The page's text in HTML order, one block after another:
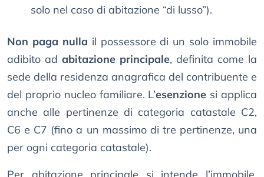
solo nel caso di abitazione “di lusso”).
Non paga nulla il possessore di un solo immobile
adibito ad abitazione principale, definita come la
sede della residenza anagrafica del contribuente e
del proprio nucleo familiare. L’esenzione si applica
anche alle pertinenze di categoria catastale C2,
C6 e C7 (fino a un massimo di tre pertinenze, una
per ogni categoria catastale).